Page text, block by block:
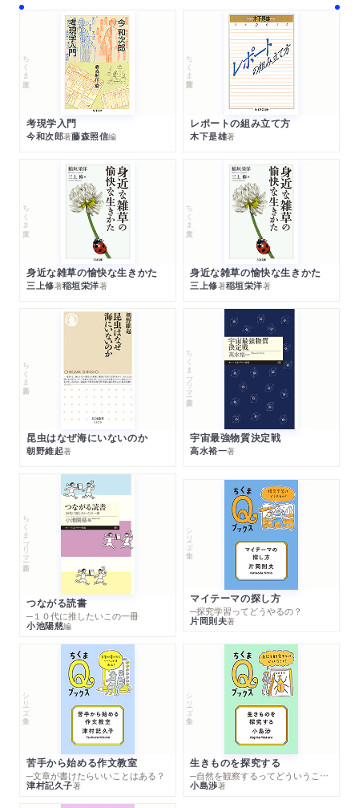
ちくま文庫
考現学入門
今和次郎著藤森照信編
ちくま学芸文庫
レポートの組み立て方
木下是雄著
ちくま文庫
身近な雑草の愉快な生きかた
三上修著稲垣栄洋著
ちくま文庫
身近な雑草の愉快な生きかた
三上修著稲垣栄洋著
ちくま新書
昆虫はなぜ海にいないのか
朝野維起著
ちくまプリマー新書
宇宙最強物質決定戦
高水裕一著
ちくまプリマー新書
つながる読書
─１０代に推したいこの一冊
小池陽慈編
シリーズ・全集
マイテーマの探し方
─探究学習ってどうやるの？
片岡則夫著
シリーズ・全集
苦手から始める作文教室
─文章が書けたらいいことはある？
津村記久子著
シリーズ・全集
生きものを探究する
─自然を観察するってどういうこと？
小島渉著